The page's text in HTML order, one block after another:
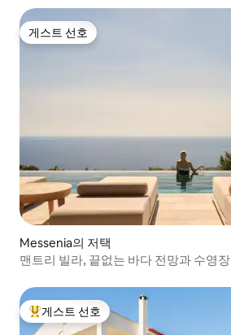
게스트 선호
게스트 선호
Messenia의 저택
맨트리 빌라, 끝없는 바다 전망과 수영장
상위 게스트 선호
게스트 선호